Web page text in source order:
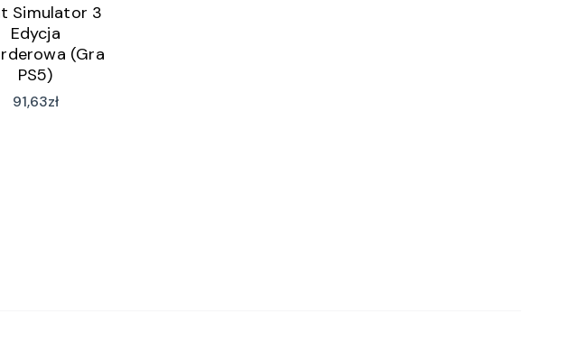
Simulator 3
Edycja
(Gra
PS5)
91,63zł